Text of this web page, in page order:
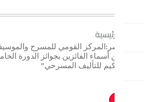
القومي للمسرح والموسيقى والفنون
الفائزين بجوائز الدورة الخامسة لمسابقة
المسرحي”